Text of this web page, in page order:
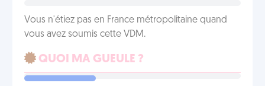
Vous n'étiez pas en France métropolitaine quand
vous avez soumis cette VDM.
QUOI MA GUEULE ?